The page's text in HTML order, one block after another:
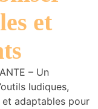
et
– Un
ludiques,
et adaptables pour